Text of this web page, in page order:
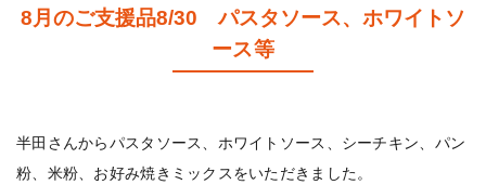
8月のご支援品8/30 パスタソース、ホワイトソ
ース等
半田さんからパスタソース、ホワイトソース、シーチキン、パン
粉、米粉、お好み焼きミックスをいただきました。